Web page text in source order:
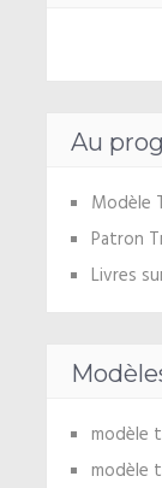
Au
Modèle
Patron
Livres
modèle
modèle